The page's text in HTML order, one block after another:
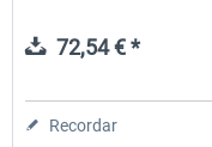
72,54 € *
Recordar